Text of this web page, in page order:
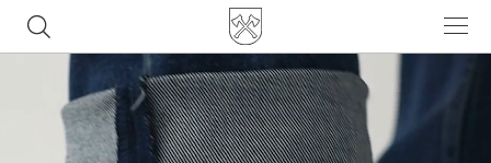
ботинки
куртка
брюки